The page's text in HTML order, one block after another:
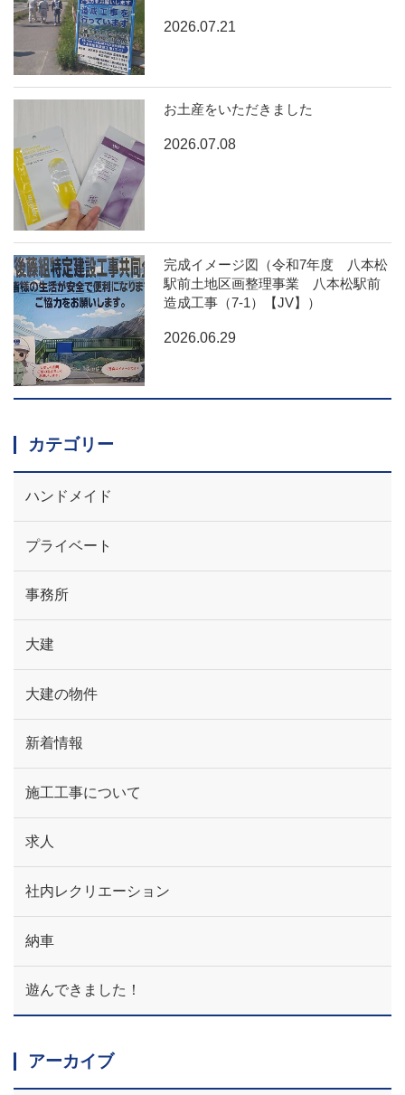
2026.07.21
お土産をいただきました
2026.07.08
完成イメージ図（令和7年度 八本松
駅前土地区画整理事業 八本松駅前
造成工事（7-1）【JV】）
2026.06.29
カテゴリー
ハンドメイド
プライベート
事務所
大建
大建の物件
新着情報
施工工事について
求人
社内レクリエーション
納車
遊んできました！
アーカイブ